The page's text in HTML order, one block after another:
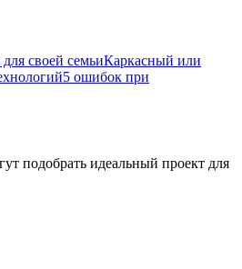
своей семьиКаркасный или
5 ошибок при
подобрать идеальный проект для